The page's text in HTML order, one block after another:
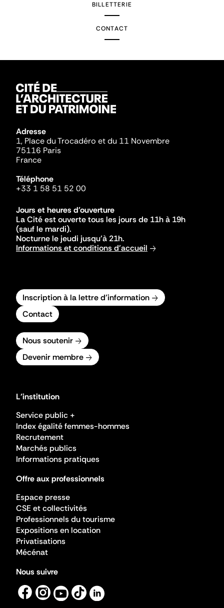
BILLETTERIE
CONTACT
Adresse
1, Place du Trocadéro et du 11 Novembre
75116 Paris
France
Téléphone
+33 1 58 51 52 00
Jours et heures d'ouverture
La Cité est ouverte tous les jours de 11h à 19h
(sauf le mardi).
Nocturne le jeudi jusqu'à 21h.
Informations et conditions d'accueil
Inscription à la lettre d'information
Contact
Nous soutenir
Devenir membre
L'institution
Service public +
Index égalité femmes-hommes
Recrutement
Marchés publics
Informations pratiques
Offre aux professionnels
Espace presse
CSE et collectivités
Professionnels du tourisme
Expositions en location
Privatisations
Mécénat
Nous suivre